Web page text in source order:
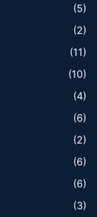
(5)
(2)
(11)
(10)
(4)
(6)
(2)
(6)
(6)
(3)